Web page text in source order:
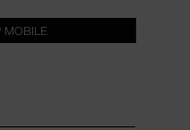
MOBILE